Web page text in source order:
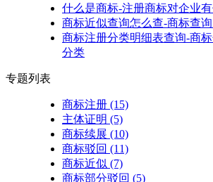
什么是商标-注册商标对企业
商标近似查询怎么查-商标查
商标注册分类明细表查询-商
分类
专题列表
商标注册 (15)
主体证明 (5)
商标续展 (10)
商标驳回 (11)
商标近似 (7)
商标部分驳回 (5)